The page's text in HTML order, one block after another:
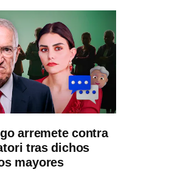
arremete contra
tras dichos
mayores